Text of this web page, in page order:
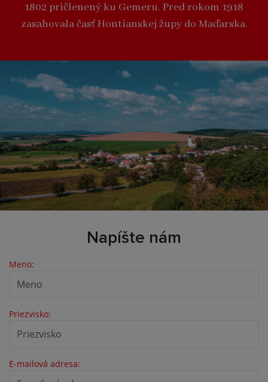
1802 pričlenený ku Gemeru. Pred rokom 1918
zasahovala časť Hontianskej župy do Maďarska.
Napíšte nám
Meno:
Priezvisko:
E-mailová adresa: